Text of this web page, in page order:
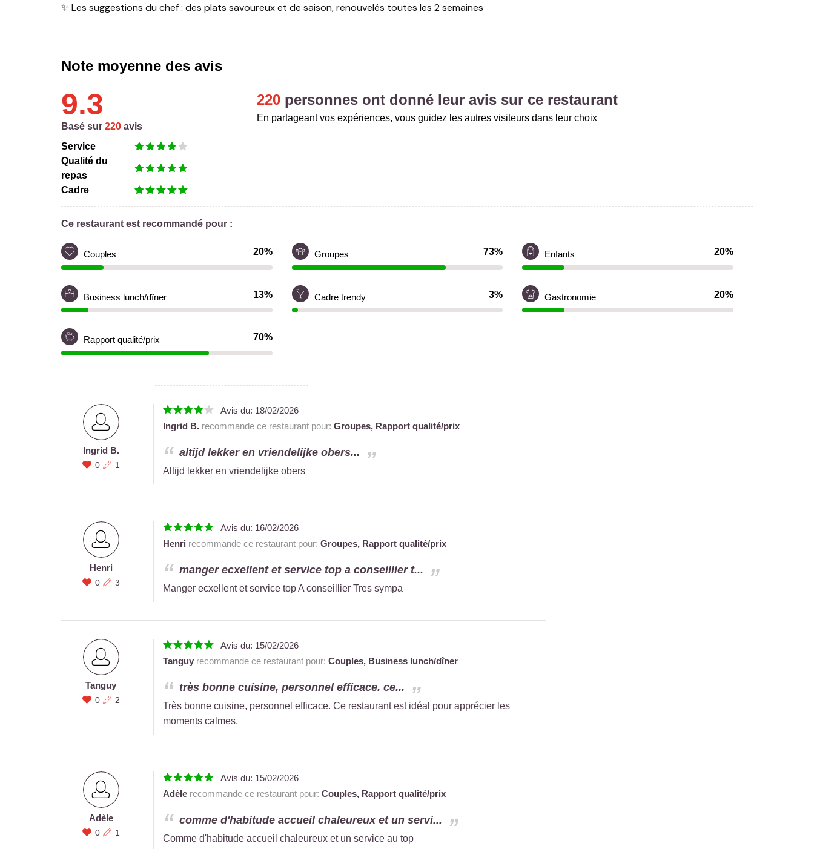
✨ Les suggestions du chef : des plats savoureux et de saison, renouvelés toutes les 2 semaines
Note moyenne des avis
9.3
Basé sur 220 avis
Service
Qualité du
repas
Cadre
220 personnes ont donné leur avis sur ce restaurant
En partageant vos expériences, vous guidez les autres visiteurs dans leur choix
Ce restaurant est recommandé pour :
Couples 20% Groupes 73% Enfants 20%
Business lunch/dîner 13% Cadre trendy 3% Gastronomie 20%
Rapport qualité/prix 70%
Ingrid B.
0 1
Avis du: 18/02/2026
Ingrid B.recommande ce restaurant pour: Groupes, Rapport qualité/prix
altijd lekker en vriendelijke obers...
Altijd lekker en vriendelijke obers
Henri
0 3
Avis du: 16/02/2026
Henri recommande ce restaurant pour: Groupes, Rapport qualité/prix
manger ecxellent et service top a conseillier t...
Manger ecxellent et service top A conseillier Tres sympa
Tanguy
0 2
Avis du: 15/02/2026
Tanguyrecommande ce restaurant pour: Couples, Business lunch/dîner
très bonne cuisine, personnel efficace. ce...
Très bonne cuisine, personnel efficace. Ce restaurant est idéal pour apprécier les
moments calmes.
Adèle
0 1
Avis du: 15/02/2026
Adèlerecommande ce restaurant pour: Couples, Rapport qualité/prix
comme d'habitude accueil chaleureux et un servi...
Comme d'habitude accueil chaleureux et un service au top